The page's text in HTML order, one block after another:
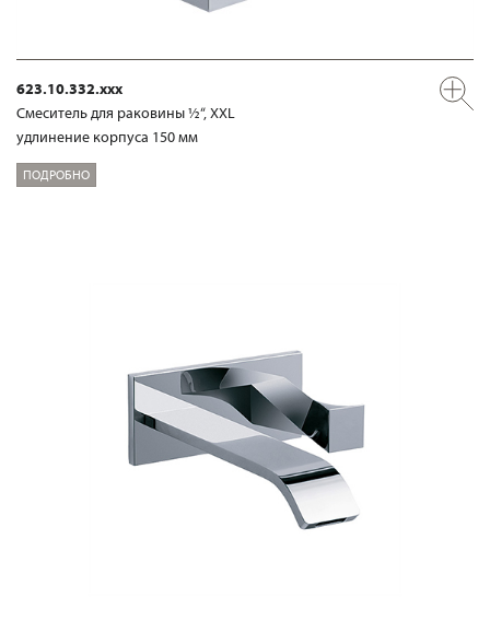
623.10.332.xxx
Смеситель для раковины ½“, XXL
удлинение корпуса 150 мм
ПОДРОБНО